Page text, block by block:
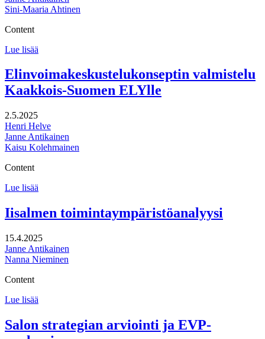
Sini-Maaria Ahtinen
Content
Lue lisää
liikkumisen
ja
joukkoliikenteen
kokeiluhanke
Elinvoimakeskustelukonseptin valmistelu
Kaakkois-Suomen ELYlle
2.5.2025
Henri Helve
Janne Antikainen
Kaisu Kolehmainen
Content
Lue lisää
Kaakkois-
Suomen
Iisalmen toimintaympäristöanalyysi
15.4.2025
Janne Antikainen
Nanna Nieminen
Content
Lue lisää
Salon strategian arviointi ja EVP-